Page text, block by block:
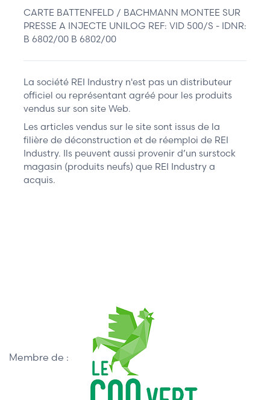
CARTE BATTENFELD / BACHMANN MONTEE SUR
PRESSE A INJECTE UNILOG REF: VID 500/S - IDNR:
B 6802/00 B 6802/00
La société REI Industry n'est pas un distributeur
officiel ou représentant agréé pour les produits
vendus sur son site Web.
Les articles vendus sur le site sont issus de la
filière de déconstruction et de réemploi de REI
Industry. Ils peuvent aussi provenir d’un surstock
magasin (produits neufs) que REI Industry a
acquis.
Membre de :